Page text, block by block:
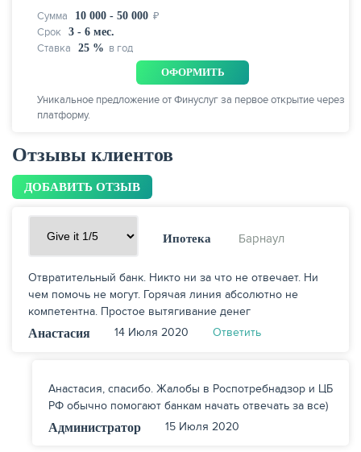
Сумма 10 000 - 50 000 ₽
Срок
3 - 6 мес.
Ставка 25 % в год
ОФОРМИТЬ
Уникальное предложение от Финуслуг за первое открытие через
платформу.
Отзывы клиентов
ДОБАВИТЬ ОТЗЫВ
Ипотека Барнаул
Отвратительный банк. Никто ни за что не отвечает. Ни
чем помочь не могут. Горячая линия абсолютно не
компетентна. Простое вытягивание денег
Анастасия
14 Июля 2020 Ответить
Анастасия, спасибо. Жалобы в Роспотребнадзор и ЦБ
РФ обычно помогают банкам начать отвечать за все)
Администратор
15 Июля 2020